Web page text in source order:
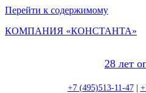
Перейти к содержимому
КОМПАНИЯ «КОНСТАНТА»
28 лет
+7 (495)513-11-47|